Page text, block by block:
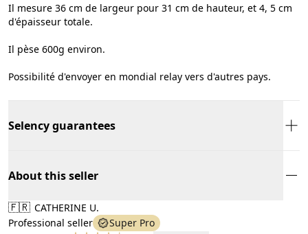
Il mesure 36 cm de largeur pour 31 cm de hauteur, et 4, 5 cm
d'épaisseur totale.
Il pèse 600g environ.
Possibilité d'envoyer en mondial relay vers d'autres pays.
Selency guarantees
About this seller
🇫🇷 CATHERINE U.
Professional seller
Super Pro